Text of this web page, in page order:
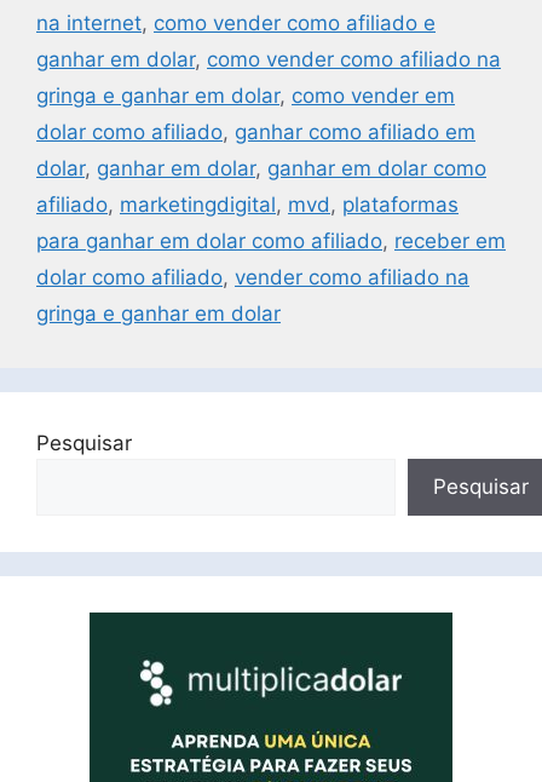
na internet, como vender como afiliado e
ganhar em dolar, como vender como afiliado na
gringa e ganhar em dolar, como vender em
dolar como afiliado, ganhar como afiliado em
dolar, ganhar em dolar, ganhar em dolar como
afiliado, marketingdigital, mvd, plataformas
para ganhar em dolar como afiliado, receber em
dolar como afiliado, vender como afiliado na
gringa e ganhar em dolar
Pesquisar
Pesquisar